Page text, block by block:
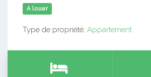
A louer
Type de propriété: Appartement